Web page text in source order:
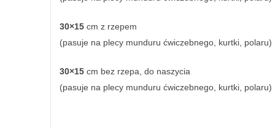
30×15 cm z rzepem
(pasuje na plecy munduru ćwiczebnego, kurtki, polaru)
30×15 cm bez rzepa, do naszycia
(pasuje na plecy munduru ćwiczebnego, kurtki, polaru)